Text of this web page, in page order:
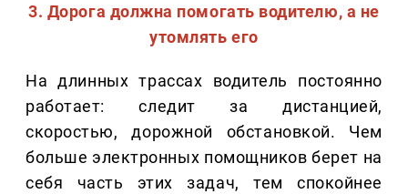
3. Дорога должна помогать водителю, а не
утомлять его
На длинных трассах водитель постоянно
работает: следит за дистанцией,
скоростью, дорожной обстановкой. Чем
больше электронных помощников берет на
себя часть этих задач, тем спокойнее